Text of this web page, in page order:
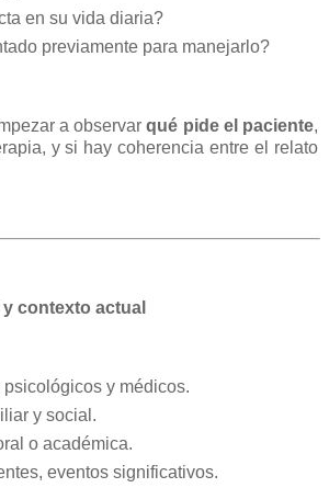
en su vida diaria?
previamente para manejarlo?
a observarqué pide el paciente,
y si hay coherencia entre el relato
contexto actual
y médicos.
y social.
o académica.
eventos significativos.